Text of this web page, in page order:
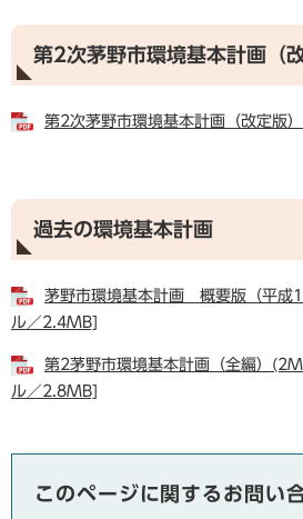
第2次茅野市環境基本計画（改
第2次茅野市環境基本計画（改定版
過去の環境基本計画
茅野市環境基本計画 概要版（平成
ル／2.4MB]
第2茅野市環境基本計画（全編）
ル／2.8MB]
このページに関するお問い